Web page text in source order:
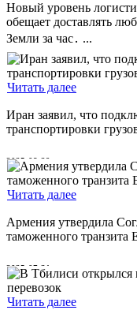
Новый уровень
обещает доставлять
Земли за час․ ...
2025-10-07
Читать далее
Иран заявил, что
транспортировки
2025-08-29
Читать далее
Армения утвердила
таможенного
2025-07-31
Читать далее